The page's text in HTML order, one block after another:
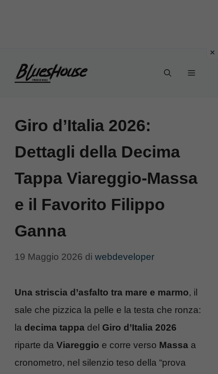
Menu
Giro d’Italia 2026:
Dettagli della Decima
Tappa Viareggio-Massa
e il Favorito Filippo
Ganna
19 Maggio 2026 di webdeveloper
Una striscia d’asfalto tra mare e marmo, il
sale che pizzica la pelle e la testa che ronza:
la decima tappa del Giro d’Italia 2026
riparte da Viareggio e corre verso Massa a
cronometro, nel silenzio teso della “prova